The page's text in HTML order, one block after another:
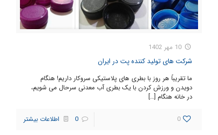
10 مهر 1402
شرکت های تولید کننده پت در ایران
ما تقریباً هر روز با بطری های پلاستیکی سروکار داریم! هنگام
دویدن و ورزش کردن با یک بطری آب معدنی سرحال می شویم،
در خانه هنگام […]
0
0 اطلاعات بیشتر